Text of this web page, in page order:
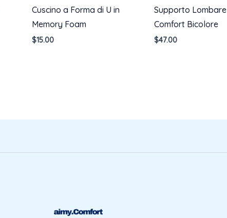
Cuscino a Forma di U in
Memory Foam
$15.00
Supporto Lombare
Comfort Bicolore
$47.00